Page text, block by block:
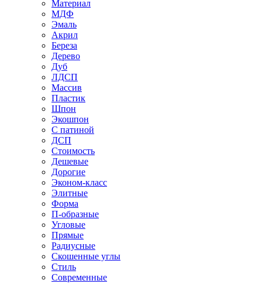
Материал
МДФ
Эмаль
Акрил
Береза
Дерево
Дуб
ЛДСП
Массив
Пластик
Шпон
Экошпон
С патиной
ДСП
Стоимость
Дешевые
Дорогие
Эконом-класс
Элитные
Форма
П-образные
Угловые
Прямые
Радиусные
Скошенные углы
Стиль
Современные